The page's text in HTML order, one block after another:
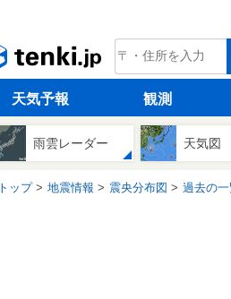
tenki.jp
天気予報 観測
雨雲レーダー 天気図
トップ 地震情報 震央分布図 過去の一